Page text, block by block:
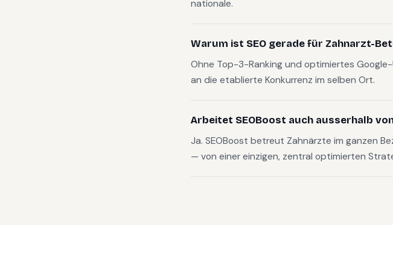
nationale.
Warum ist SEO gerade für Zahnarzt-
Ohne Top-3-Ranking und optimiertes
an die etablierte Konkurrenz im selben Ort.
Arbeitet SEOBoost auch ausserhalb
Ja. SEOBoost betreut Zahnärzte im ganzen
— von einer einzigen, zentral optimierten